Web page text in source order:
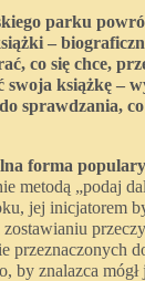
parku
–
co się chce,
swoja książkę –
sprawdzania,
forma
metodą „podaj
jej inicjatorem
zostawianiu
by znalazca